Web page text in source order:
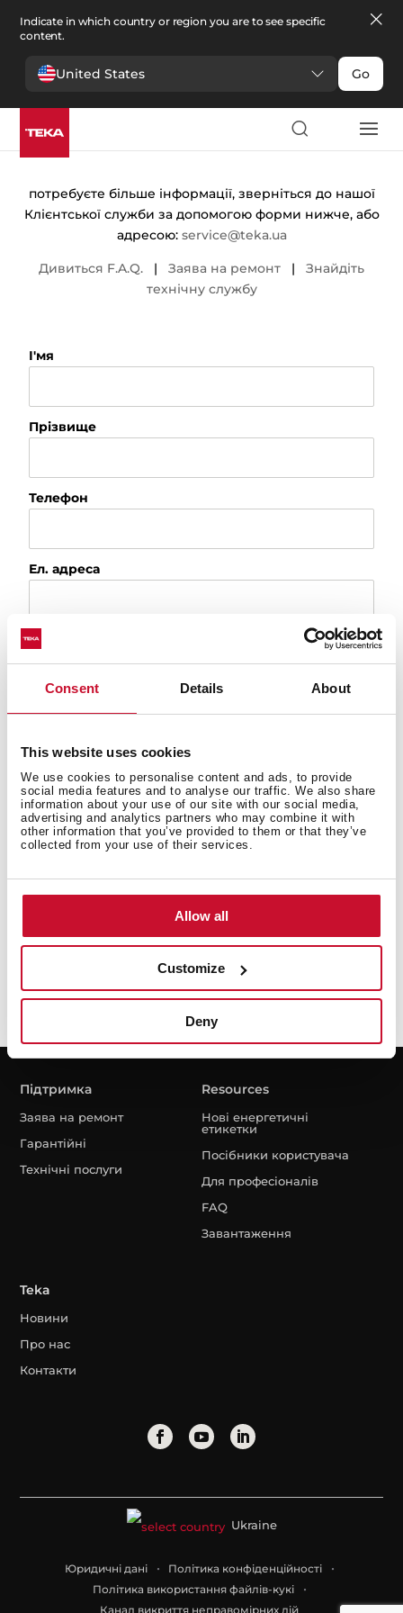
Consent Details About
This website uses cookies
We use cookies to personalise content and ads, to provide
social media features and to analyse our traffic. We also share
information about your use of our site with our social media,
advertising and analytics partners who may combine it with
other information that you’ve provided to them or that they’ve
collected from your use of their services.
Allow all
Customize
Deny
Indicate in which country or region you are to see specific
content.
United States Go
потребуєте більше інформації, зверніться до нашої
Клієнтської служби за допомогою форми нижче, або
адресою: service@teka.ua
Дивиться F.A.Q. | Заява на ремонт | Знайдіть
технічну службу
І'мя
Прізвище
Телефон
Ел. адреса
Місто
Країна
Будь ласка, вкажіть причину вашого звернення
Я ознайомився й приймає положенняПолітики
Підтримка
Заява на ремонт
Гарантійні
Технічні послуги
Resources
Нові енергетичні
етикетки
Посібники користувача
Для професіоналів
FAQ
Завантаження
Teka
Новини
Про нас
Контакти
Ukraine
Юридичні дані
Політика конфіденційності
Політика використання файлів-кукі
Канал викриття неправомірних дій